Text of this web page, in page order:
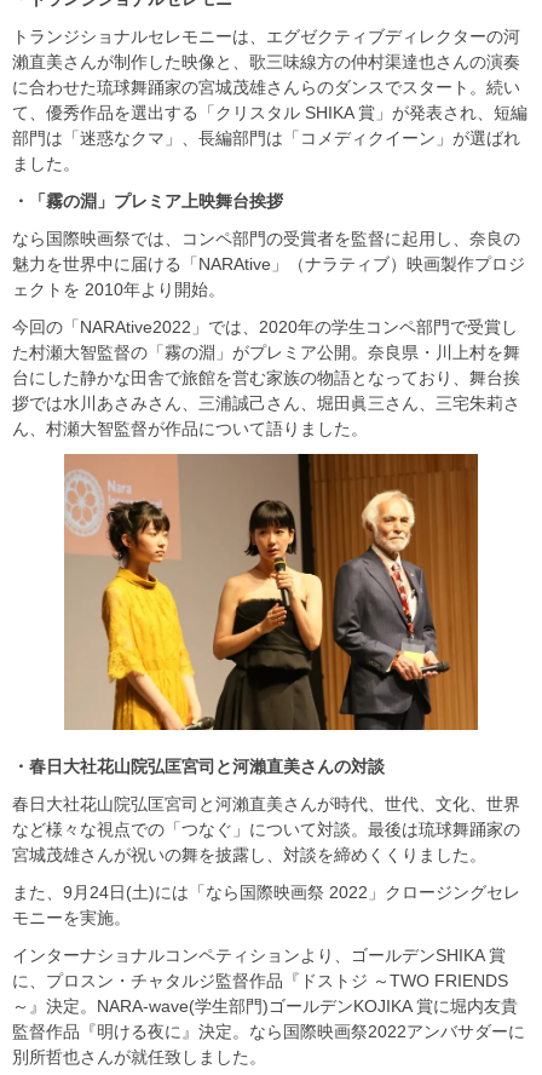
トランジショナルセレモニーは、エグゼクティブディレクターの河
瀨直美さんが制作した映像と、歌三味線方の仲村渠達也さんの演奏
に合わせた琉球舞踊家の宮城茂雄さんらのダンスでスタート。続い
て、優秀作品を選出する「クリスタル SHIKA 賞」が発表され、短編
部門は「迷惑なクマ」、長編部門は「コメディクイーン」が選ばれ
ました。
・「霧の淵」プレミア上映舞台挨拶
なら国際映画祭では、コンペ部門の受賞者を監督に起用し、奈良の
魅力を世界中に届ける「NARAtive」（ナラティブ）映画製作プロジ
ェクトを 2010年より開始。
今回の「NARAtive2022」では、2020年の学生コンペ部門で受賞し
た村瀬大智監督の「霧の淵」がプレミア公開。奈良県・川上村を舞
台にした静かな田舎で旅館を営む家族の物語となっており、舞台挨
拶では水川あさみさん、三浦誠己さん、堀田眞三さん、三宅朱莉さ
ん、村瀬大智監督が作品について語りました。
・春日大社花山院弘匡宮司と河瀨直美さんの対談
春日大社花山院弘匡宮司と河瀨直美さんが時代、世代、文化、世界
など様々な視点での「つなぐ」について対談。最後は琉球舞踊家の
宮城茂雄さんが祝いの舞を披露し、対談を締めくくりました。
また、9月24日(土)には「なら国際映画祭 2022」クロージングセレ
モニーを実施。
インターナショナルコンペティションより、ゴールデンSHIKA 賞
に、プロスン・チャタルジ監督作品『ドストジ ～TWO FRIENDS
～』決定。NARA-wave(学生部門)ゴールデンKOJIKA 賞に堀内友貴
監督作品『明ける夜に』決定。なら国際映画祭2022アンバサダーに
別所哲也さんが就任致しました。